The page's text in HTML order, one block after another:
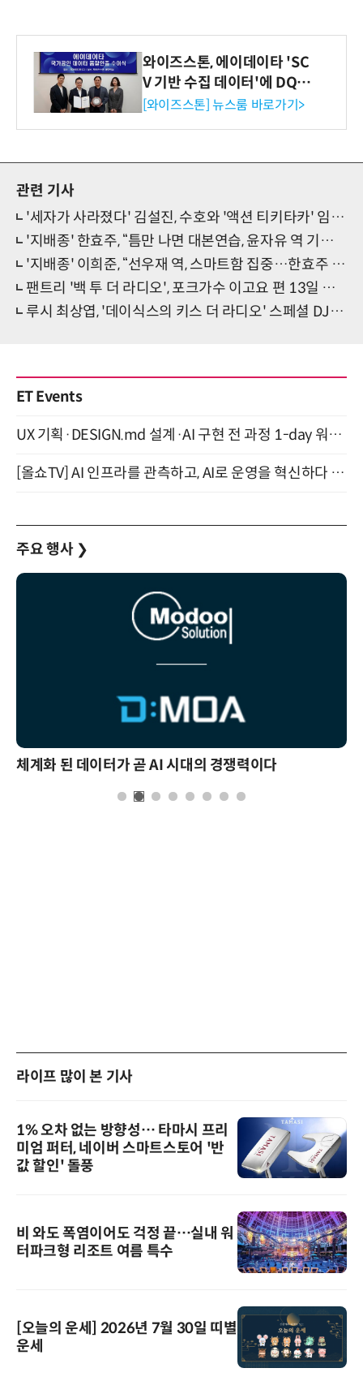
와이즈스톤, 에이데이타 'SC
V 기반 수집 데이터'에 DQ인
증 최고 등급 수여
[와이즈스톤] 뉴스룸 바로가기>
관련 기사
'세자가 사라졌다' 김설진, 수호와 '액션 티키타카' 임팩트
'지배종' 한효주, “틈만 나면 대본연습, 윤자유 역 기억남을 듯”(종영소감)
'지배종' 이희준, “선우재 역, 스마트함 집중…한효주 말다툼·주지훈 격투신 강렬”(종영소감)
팬트리 '백 투 더 라디오', 포크가수 이고요 편 13일 공개…'포크란? 이고요'
루시 최상엽, '데이식스의 키스 더 라디오' 스페셜 DJ…'특별 소통' 기대
ET Events
UX 기획·DESIGN.md 설계·AI 구현 전 과정 1-day 워크숍 with Claude Code·Codex 9월 15일 개최
[올쇼TV] AI 인프라를 관측하고, AI로 운영을 혁신하다 (8월 11일 생방송)
주요 행사 ❯
체계화 된 데이터가 곧 AI 시대의 경쟁력이다
라이프 많이 본 기사
1% 오차 없는 방향성… 타마시 프리
미엄 퍼터, 네이버 스마트스토어 '반
값 할인' 돌풍
비 와도 폭염이어도 걱정 끝…실내 워
터파크형 리조트 여름 특수
[오늘의 운세] 2026년 7월 30일 띠별
운세